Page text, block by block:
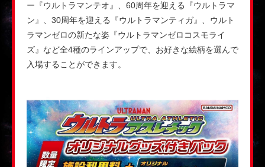
ー『ウルトラマンテオ』、60周年を迎える『ウルトラマ
ン』、30周年を迎える『ウルトラマンティガ』、ウルト
ラマンゼロの新たな姿『ウルトラマンゼロコスモライ
ズ』など全4種のラインアップで、お好きな絵柄を選んで
入場することができます。